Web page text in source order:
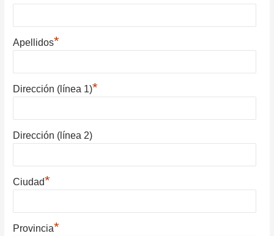
Apellidos*
Dirección (línea 1)*
Dirección (línea 2)
Ciudad*
Provincia*